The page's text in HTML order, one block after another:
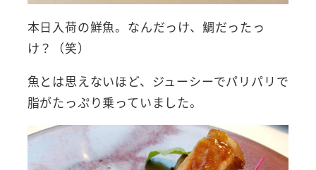
本日入荷の鮮魚。なんだっけ、鯛だったっ
け？（笑）
魚とは思えないほど、ジューシーでパリパリで
脂がたっぷり乗っていました。